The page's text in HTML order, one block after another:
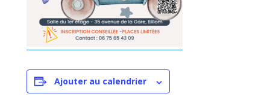
Ajouter au calendrier